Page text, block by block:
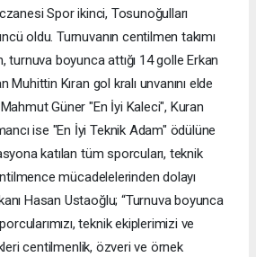
Spor ikinci, Tosunoğulları
oldu. Turnuvanın centilmen takımı
turnuva boyunca attığı 14 golle Erkan
Muhittin Kıran gol kralı unvanını elde
Güner "En İyi Kaleci", Kuran
ise "En İyi Teknik Adam" ödülüne
katılan tüm sporcuları, teknik
mücadelelerinden dolayı
Hasan Ustaoğlu; “Turnuva boyunca
teknik ekiplerimizi ve
centilmenlik, özveri ve örnek